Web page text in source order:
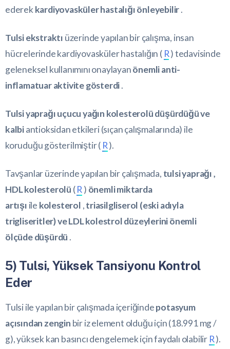
ederek kardiyovasküler hastalığı önleyebilir.
Tulsi ekstraktı üzerinde yapılan bir çalışma, insan
hücrelerinde kardiyovasküler hastalığın ( R) tedavisinde
geleneksel kullanımını onaylayanönemli anti-
inflamatuar aktivite gösterdi.
Tulsi yaprağı uçucu yağın kolesterolü düşürdüğü ve
kalbiantioksidan etkileri (sıçan çalışmalarında) ile
koruduğu gösterilmiştir ( R).
Tavşanlar üzerinde yapılan bir çalışmada, tulsi yaprağı ,
HDL kolesterolü (R ) önemli miktarda
artışı ile kolesterol ,triasilgliserol (eski adıyla
trigliseritler) ve LDL kolestrol düzeylerini önemli
ölçüde düşürdü .
5) Tulsi, Yüksek Tansiyonu Kontrol
Eder
Tulsi ile yapılan bir çalışmada içeriğindepotasyum
açısından zengin bir iz element olduğu için (18.991 mg /
g), yüksek kan basıncı dengelemek için faydalı olabilir R).